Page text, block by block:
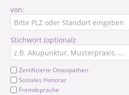
von:
Stichwort (optional):
Zertifizierte Osteopathen
Soziales Honorar
Fremdsprache